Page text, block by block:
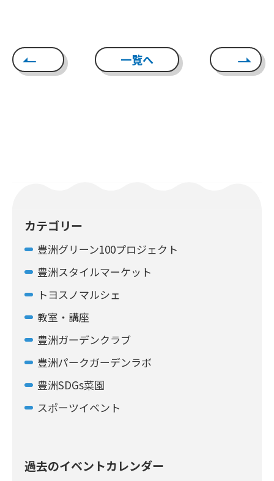
一覧へ
カテゴリー
豊洲グリーン100プロジェクト
豊洲スタイルマーケット
トヨスノマルシェ
教室・講座
豊洲ガーデンクラブ
豊洲パークガーデンラボ
豊洲SDGs菜園
スポーツイベント
過去のイベントカレンダー